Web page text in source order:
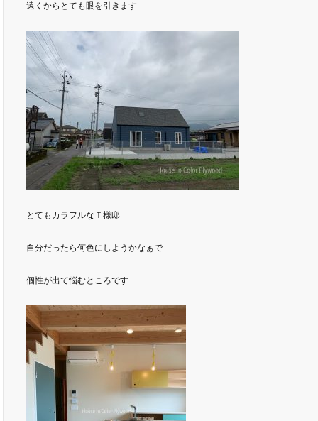
遠くからとても眼を引きます
とてもカラフルなＴ様邸
自分だったら何色にしようかなぁで
個性が出て悩むところです